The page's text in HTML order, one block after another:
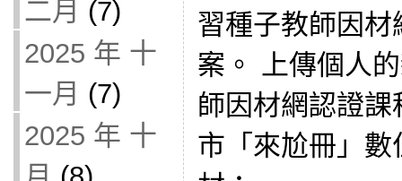
二月 (7)
2025 年 十
一月 (7)
2025 年 十
習種子教師因
案。 上傳個人
師因材網認證
市「來尬冊」